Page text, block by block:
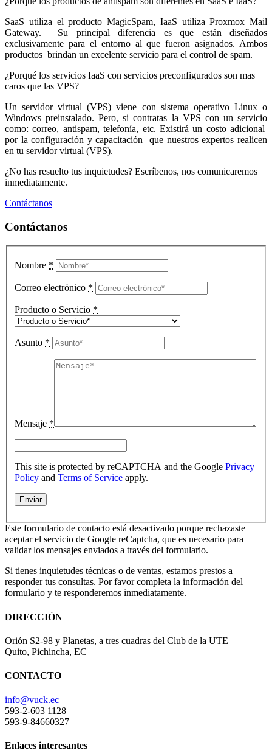
SaaS utiliza el producto MagicSpam, IaaS utiliza Proxmox Mail
Gateway. Su principal diferencia es que están diseñados
exclusivamente para el entorno al que fueron asignados. Ambos
productos brindan un excelente servicio para el control de spam.
¿Porqué los servicios IaaS con servicios preconfigurados son mas
caros que las VPS?
Un servidor virtual (VPS) viene con sistema operativo Linux o
Windows preinstalado. Pero, si contratas la VPS con un servicio
como: correo, antispam, telefonía, etc. Existirá un costo adicional
por la configuración y capacitación que nuestros expertos realicen
en tu servidor virtual (VPS).
¿No has resuelto tus inquietudes? Escríbenos, nos comunicaremos
inmediatamente.
Contáctanos
Contáctanos
Nombre *
Correo electrónico *
Producto o Servicio *
Asunto *
Mensaje *
This site is protected by reCAPTCHA and the Google Privacy
Policy and Terms of Service apply.
Este formulario de contacto está desactivado porque rechazaste
aceptar el servicio de Google reCaptcha, que es necesario para
validar los mensajes enviados a través del formulario.
Si tienes inquietudes técnicas o de ventas, estamos prestos a
responder tus consultas. Por favor completa la información del
formulario y te responderemos inmediatamente.
DIRECCIÓN
Orión S2-98 y Planetas, a tres cuadras del Club de la UTE
Quito, Pichincha, EC
CONTACTO
info@vuck.ec
593-2-603 1128
593-9-84660327
Enlaces interesantes